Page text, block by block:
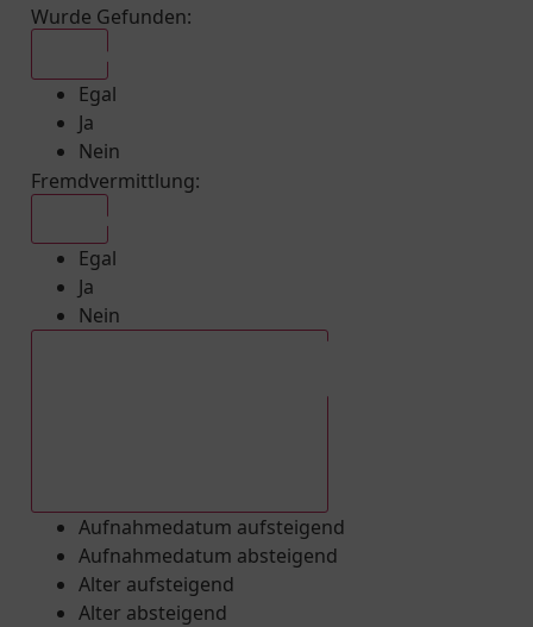
Wurde Gefunden:
Egal
Ja
Nein
Fremdvermittlung:
Egal
Ja
Nein
Aufnahmedatum aufsteigend
Aufnahmedatum absteigend
Alter aufsteigend
Alter absteigend